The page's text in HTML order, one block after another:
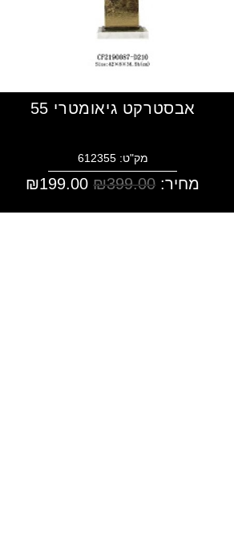
אבסטרקט גיאומטרי 55
מק"ט: 612355
מחיר: ₪399.00
₪199.00